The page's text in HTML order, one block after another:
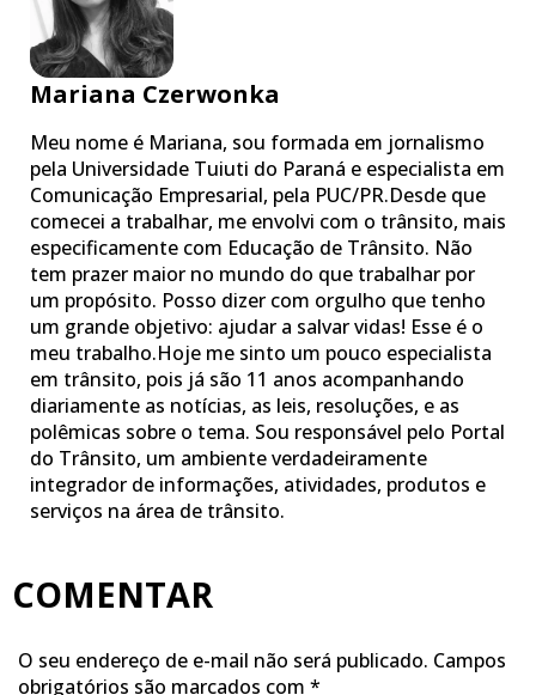
Mariana Czerwonka
Meu nome é Mariana, sou formada em jornalismo
pela Universidade Tuiuti do Paraná e especialista em
Comunicação Empresarial, pela PUC/PR.Desde que
comecei a trabalhar, me envolvi com o trânsito, mais
especificamente com Educação de Trânsito. Não
tem prazer maior no mundo do que trabalhar por
um propósito. Posso dizer com orgulho que tenho
um grande objetivo: ajudar a salvar vidas! Esse é o
meu trabalho.Hoje me sinto um pouco especialista
em trânsito, pois já são 11 anos acompanhando
diariamente as notícias, as leis, resoluções, e as
polêmicas sobre o tema. Sou responsável pelo Portal
do Trânsito, um ambiente verdadeiramente
integrador de informações, atividades, produtos e
serviços na área de trânsito.
COMENTAR
O seu endereço de e-mail não será publicado. Campos
obrigatórios são marcados com *